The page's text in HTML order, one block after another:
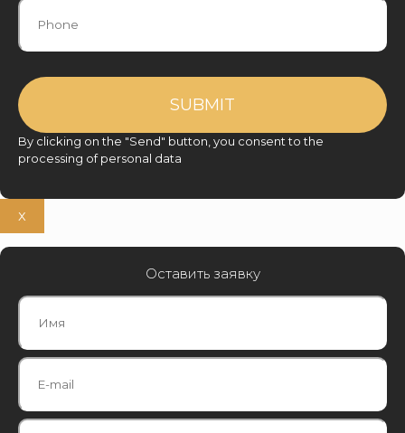
By clicking on the "Send" button, you consent to the
processing of personal data
Х
Оставить заявку